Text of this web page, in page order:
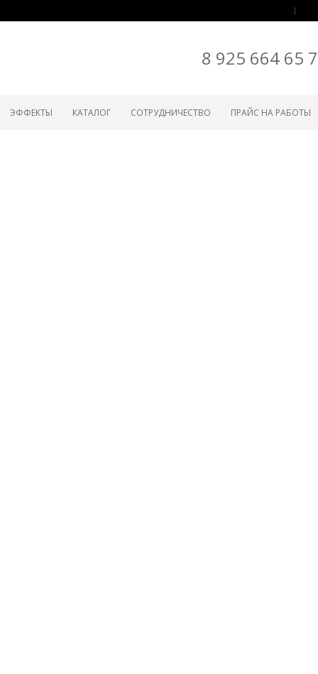
8 925 664 65
ЭФФЕКТЫ КАТАЛОГ СОТРУДНИЧЕСТВО ПРАЙС НА РАБОТЫ